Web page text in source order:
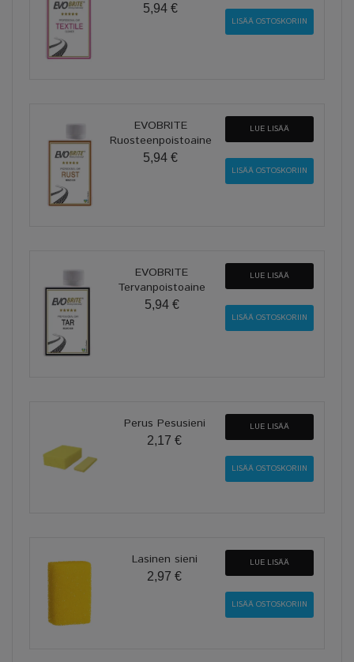
5,94 €
EVOBRITE
Ruosteenpoistoaine
5,94 €
LUE LISÄÄ
EVOBRITE
Tervanpoistoaine
5,94 €
LUE LISÄÄ
Perus Pesusieni
2,17 €
LUE LISÄÄ
Lasinen sieni
2,97 €
LUE LISÄÄ